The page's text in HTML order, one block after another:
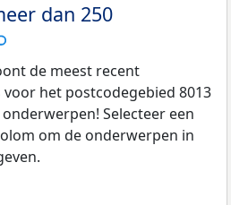
dan 250
de meest recent
het postcodegebied 8013
Selecteer een
om de onderwerpen in